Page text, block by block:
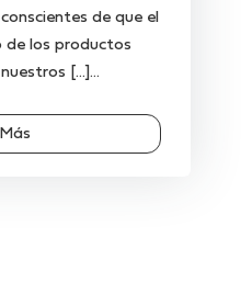
de que el
de los productos
[...]...